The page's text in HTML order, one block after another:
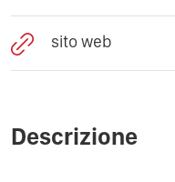
sito web
Descrizione